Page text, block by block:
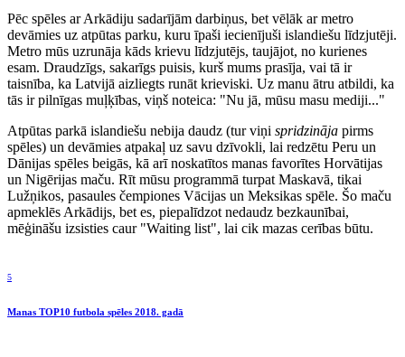
Pēc spēles ar Arkādiju sadarījām darbiņus, bet vēlāk ar metro
devāmies uz atpūtas parku, kuru īpaši iecienījuši islandiešu līdzjutēji.
Metro mūs uzrunāja kāds krievu līdzjutējs, taujājot, no kurienes
esam. Draudzīgs, sakarīgs puisis, kurš mums prasīja, vai tā ir
taisnība, ka Latvijā aizliegts runāt krieviski. Uz manu ātru atbildi, ka
tās ir pilnīgas muļķības, viņš noteica: "Nu jā, mūsu masu mediji..."
Atpūtas parkā islandiešu nebija daudz (tur viņi spridzināja pirms
spēles) un devāmies atpakaļ uz savu dzīvokli, lai redzētu Peru un
Dānijas spēles beigās, kā arī noskatītos manas favorītes Horvātijas
un Nigērijas maču. Rīt mūsu programmā turpat Maskavā, tikai
Lužņikos, pasaules čempiones Vācijas un Meksikas spēle. Šo maču
apmeklēs Arkādijs, bet es, piepalīdzot nedaudz bezkaunībai,
mēģināšu izsisties caur "Waiting list", lai cik mazas cerības būtu.
5
Manas TOP10 futbola spēles 2018. gadā